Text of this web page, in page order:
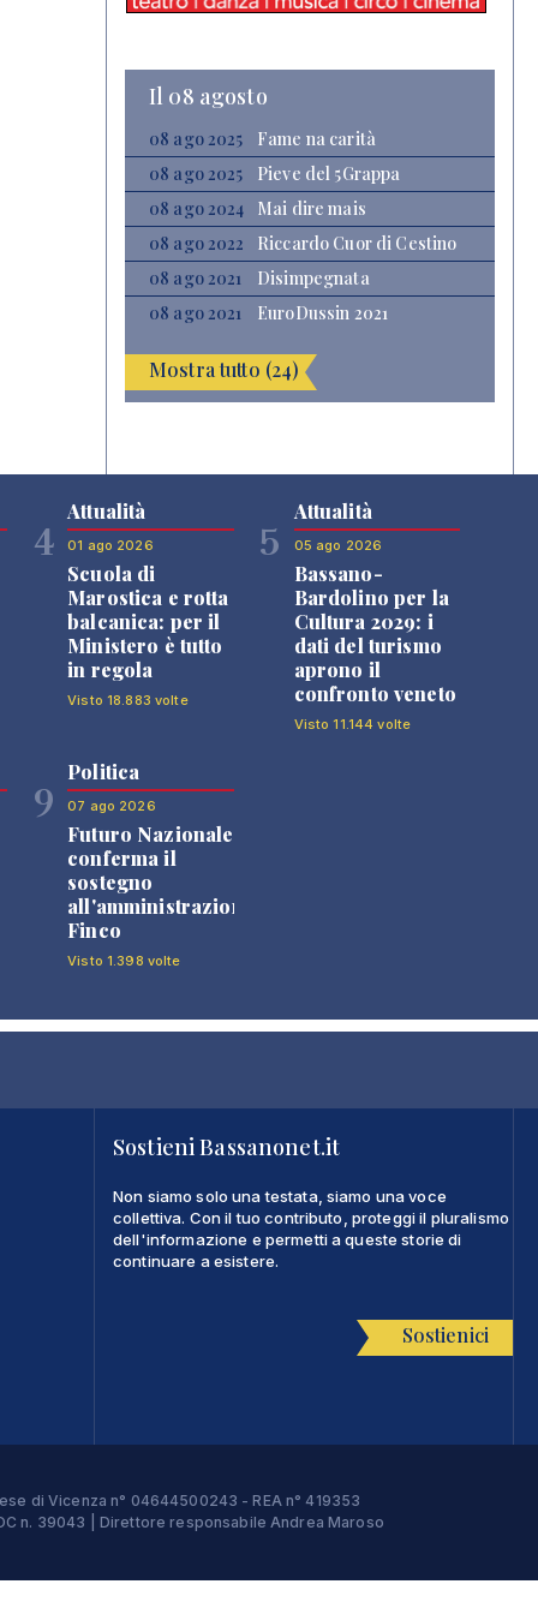
Il 08 agosto
08 ago 2025
Fame na carità
08 ago 2025
Pieve del 5Grappa
08 ago 2024
Mai dire mais
08 ago 2022
Riccardo Cuor di Cestino
08 ago 2021
Disimpegnata
08 ago 2021
EuroDussin 2021
Mostra tutto (24)
4
Attualità
01 ago 2026
Scuola di
Marostica e rotta
balcanica: per il
Ministero è tutto
in regola
Visto 18.883 volte
5
Attualità
05 ago 2026
Bassano-
Bardolino per la
Cultura 2029: i
dati del turismo
aprono il
confronto veneto
Visto 11.144 volte
9
Politica
07 ago 2026
Futuro Nazionale
conferma il
sostegno
all'amministrazione
Finco
Visto 1.398 volte
Sostieni Bassanonet.it
Non siamo solo una testata, siamo una voce
collettiva. Con il tuo contributo, proteggi il pluralismo
dell'informazione e permetti a queste storie di
continuare a esistere.
Sostienici
di Vicenza n° 04644500243 - REA n° 419353
n. 39043 | Direttore responsabile Andrea Maroso